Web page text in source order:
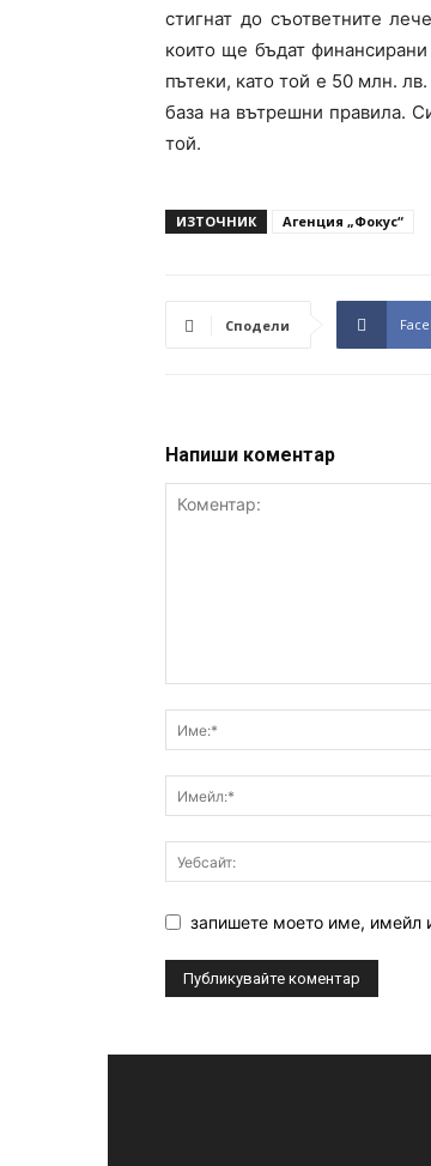
стигнат до съответните
които ще бъдат
пътеки, като той е 50 млн.
база на вътрешни правила.
той.
ИЗТОЧНИК Агенция „Фокус“
Сподели
Напиши коментар
запишете моето име, имейл